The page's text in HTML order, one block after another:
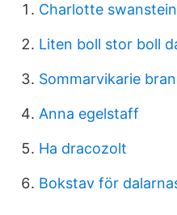
Charlotte
Liten boll stor boll
Sommarvikarie
Anna egelstaff
Ha dracozolt
Bokstav för